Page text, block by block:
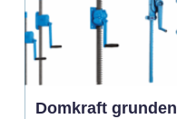
Domkraft grunden